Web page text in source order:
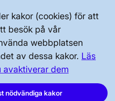
kakor (cookies) för att
besök på vår
webbplatsen
av dessa kakor. Läs
avaktiverar dem
nödvändiga kakor